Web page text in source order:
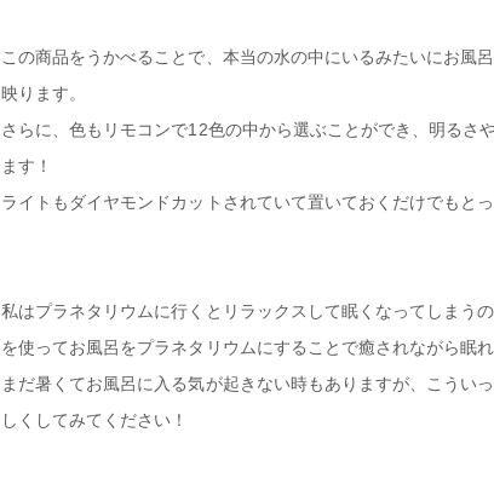
この商品をうかべることで、本当の水の中にいるみたいにお風
映ります。
さらに、色もリモコンで12色の中から選ぶことができ、明るさ
ます！
ライトもダイヤモンドカットされていて置いておくだけでもと
私はプラネタリウムに行くとリラックスして眠くなってしまう
を使ってお風呂をプラネタリウムにすることで癒されながら眠れ
まだ暑くてお風呂に入る気が起きない時もありますが、こうい
しくしてみてください！